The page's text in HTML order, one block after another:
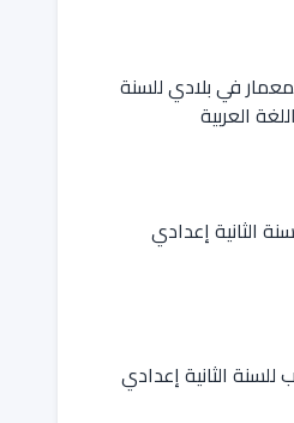
في بلادي للسنة
العربية
الثانية إعدادي
الثانية إعدادي